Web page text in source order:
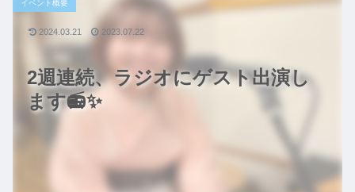
2週連続、ラジオにゲスト出演し
ます📻✨
イベント概要
2024.03.21 2023.07.22